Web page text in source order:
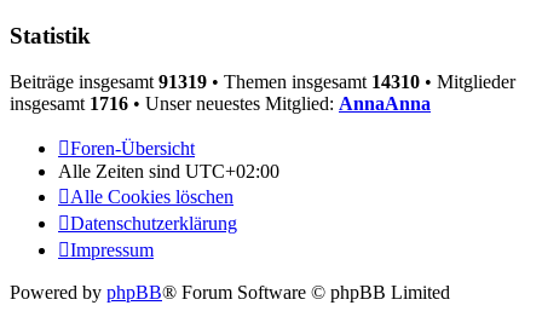
Statistik
Beiträge insgesamt 91319 • Themen insgesamt 14310 • Mitglieder
insgesamt 1716 • Unser neuestes Mitglied: AnnaAnna
Foren-Übersicht
Alle Zeiten sind UTC+02:00
Alle Cookies löschen
Datenschutzerklärung
Impressum
Powered by phpBB® Forum Software © phpBB Limited